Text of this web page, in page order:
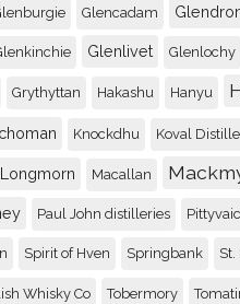
Glencadam
Glenlivet Glenlochy
Grythyttan Hakashu Hanyu
Knockdhu Koval
Longmorn Macallan
Paul John distilleries
Spirit of Hven Springbank
Whisky Co Tobermory